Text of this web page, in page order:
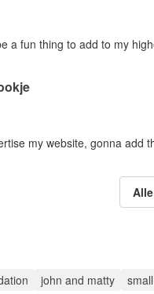
a fun thing to add to my
my website, gonna add
john and matty